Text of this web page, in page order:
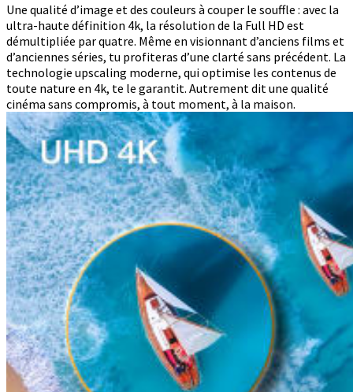
Une qualité d’image et des couleurs à couper le souffle : avec la
ultra-haute définition 4k, la résolution de la Full HD est
démultipliée par quatre. Même en visionnant d’anciens films et
d’anciennes séries, tu profiteras d’une clarté sans précédent. La
technologie upscaling moderne, qui optimise les contenus de
toute nature en 4k, te le garantit. Autrement dit une qualité
cinéma sans compromis, à tout moment, à la maison.